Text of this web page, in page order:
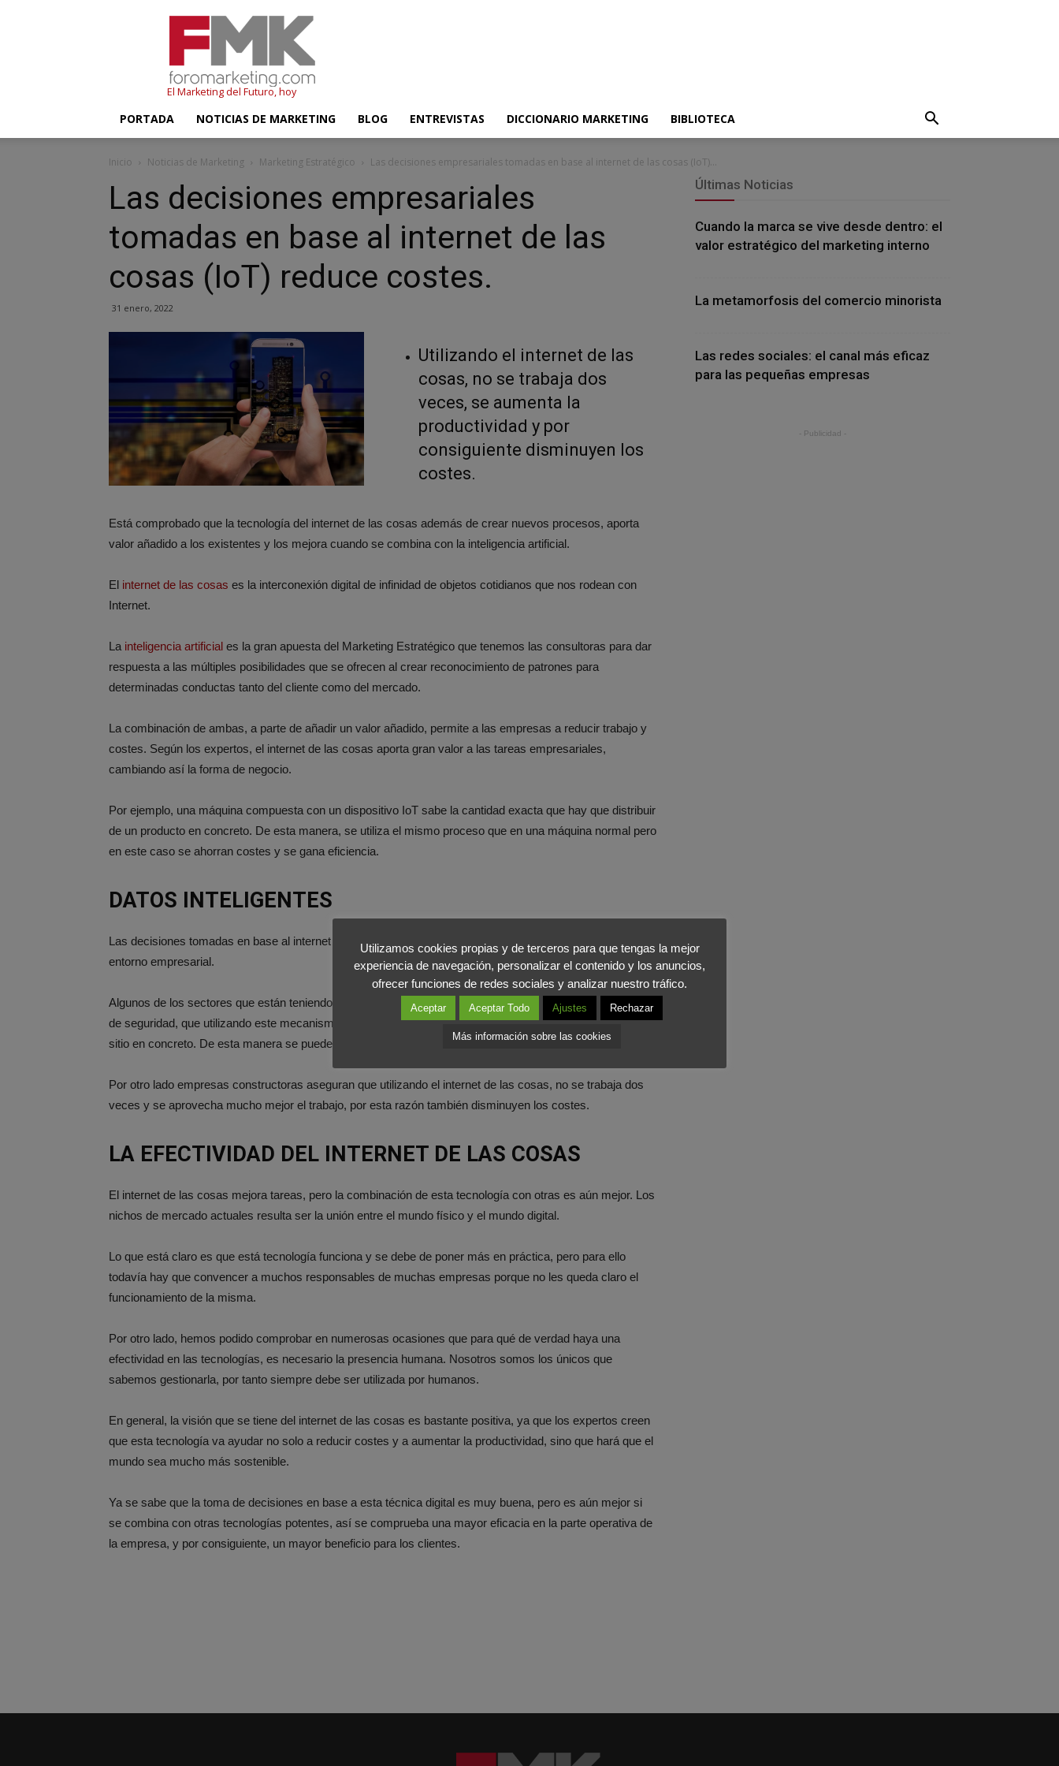
El Marketing del Futuro, hoy
PORTADA NOTICIAS DE MARKETING BLOG ENTREVISTAS DICCIONARIO MARKETING BIBLIOTECA
Inicio Noticias de Marketing Marketing Estratégico Las decisiones empresariales tomadas en base al internet de las cosas (IoT)...
Las decisiones empresariales
tomadas en base al internet de las
cosas (IoT) reduce costes.
31 enero, 2022
Utilizando el internet de las
cosas, no se trabaja dos
veces, se aumenta la
productividad y por
consiguiente disminuyen los
costes.
Está comprobado que la tecnología del internet de las cosas además de crear nuevos procesos, aporta
valor añadido a los existentes y los mejora cuando se combina con la inteligencia artificial.
El internet de las cosas es la interconexión digital de infinidad de objetos cotidianos que nos rodean con
Internet.
La inteligencia artificial es la gran apuesta del Marketing Estratégico que tenemos las consultoras para dar
respuesta a las múltiples posibilidades que se ofrecen al crear reconocimiento de patrones para
determinadas conductas tanto del cliente como del mercado.
La combinación de ambas, a parte de añadir un valor añadido, permite a las empresas a reducir trabajo y
costes. Según los expertos, el internet de las cosas aporta gran valor a las tareas empresariales,
cambiando así la forma de negocio.
Por ejemplo, una máquina compuesta con un dispositivo IoT sabe la cantidad exacta que hay que distribuir
de un producto en concreto. De esta manera, se utiliza el mismo proceso que en una máquina normal pero
en este caso se ahorran costes y se gana eficiencia.
DATOS INTELIGENTES
Las decisiones tomadas en base al internet de las cosas están siendo cada vez más utilizado en el
entorno empresarial.
Algunos de los sectores que están teniendo el internet de las cosas en cuenta son, por ejemplo, empresas
de seguridad, que utilizando este mecanismo pueden saber el número de personas exacto que hay en un
sitio en concreto. De esta manera se puede controlar mejor el aforo y las personas que entran y salen.
Por otro lado empresas constructoras aseguran que utilizando el internet de las cosas, no se trabaja dos
veces y se aprovecha mucho mejor el trabajo, por esta razón también disminuyen los costes.
LA EFECTIVIDAD DEL INTERNET DE LAS COSAS
El internet de las cosas mejora tareas, pero la combinación de esta tecnología con otras es aún mejor. Los
nichos de mercado actuales resulta ser la unión entre el mundo físico y el mundo digital.
Lo que está claro es que está tecnología funciona y se debe de poner más en práctica, pero para ello
todavía hay que convencer a muchos responsables de muchas empresas porque no les queda claro el
funcionamiento de la misma.
Por otro lado, hemos podido comprobar en numerosas ocasiones que para qué de verdad haya una
efectividad en las tecnologías, es necesario la presencia humana. Nosotros somos los únicos que
sabemos gestionarla, por tanto siempre debe ser utilizada por humanos.
En general, la visión que se tiene del internet de las cosas es bastante positiva, ya que los expertos creen
que esta tecnología va ayudar no solo a reducir costes y a aumentar la productividad, sino que hará que el
mundo sea mucho más sostenible.
Ya se sabe que la toma de decisiones en base a esta técnica digital es muy buena, pero es aún mejor si
se combina con otras tecnologías potentes, así se comprueba una mayor eficacia en la parte operativa de
la empresa, y por consiguiente, un mayor beneficio para los clientes.
Últimas Noticias
Cuando la marca se vive desde dentro: el
valor estratégico del marketing interno
La metamorfosis del comercio minorista
Las redes sociales: el canal más eficaz
para las pequeñas empresas
- Publicidad -
Utilizamos cookies propias y de terceros para que tengas la mejor
experiencia de navegación, personalizar el contenido y los anuncios,
ofrecer funciones de redes sociales y analizar nuestro tráfico.
Aceptar Aceptar Todo Ajustes Rechazar
Más información sobre las cookies